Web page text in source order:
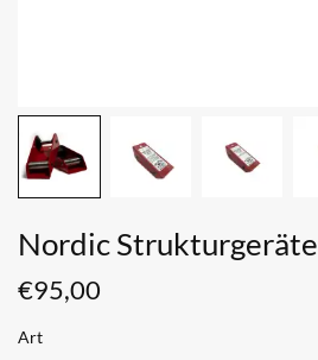
Nordic Strukturgeräte
€95,00
Art